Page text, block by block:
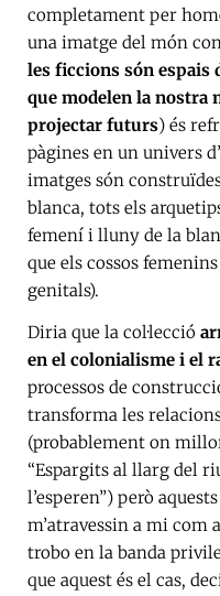
completament per
una imatge del món
les ficcions són espais
que modelen la nostra
projectar futurs) és
pàgines en un univers
imatges són
blanca, tots els
femení i lluny de la
que els cossos
genitals).
Diria que la col·lecció
en el colonialisme i el
processos de
transforma les
(probablement on
“Espargits al llarg del
l’esperen”) però
m’atravessin a mi com
trobo en la banda
que aquest és el cas,